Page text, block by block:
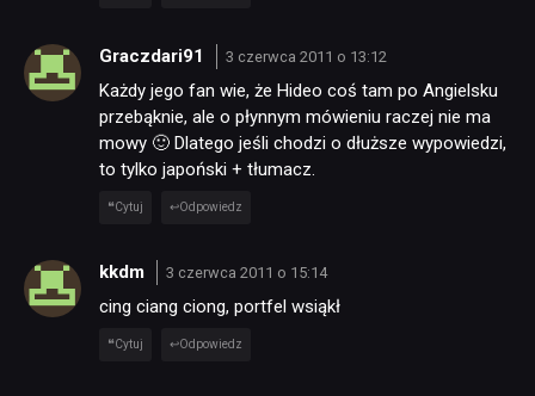
Graczdari91 3 czerwca 2011 o 13:12
Każdy jego fan wie, że Hideo coś tam po Angielsku
przebąknie, ale o płynnym mówieniu raczej nie ma
mowy 🙂 Dlatego jeśli chodzi o dłuższe wypowiedzi,
to tylko japoński + tłumacz.
Cytuj Odpowiedz
kkdm 3 czerwca 2011 o 15:14
cing ciang ciong, portfel wsiąkł
Cytuj Odpowiedz